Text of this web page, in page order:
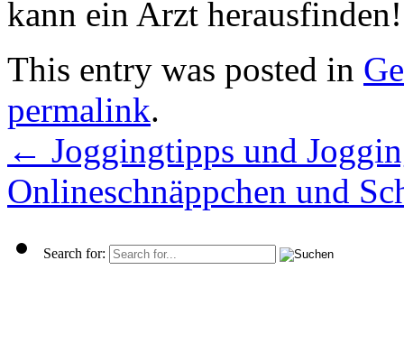
kann ein Arzt herausfinden!
This entry was posted in
permalink.
← Joggingtipps und
Onlineschnäppchen und
Search for: